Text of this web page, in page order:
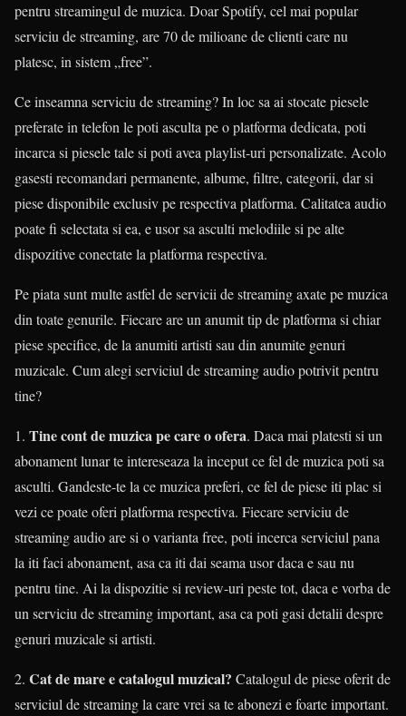
pentru streamingul de muzica. Doar Spotify, cel mai popular
serviciu de streaming, are 70 de milioane de clienti care nu
platesc, in sistem „free”.
Ce inseamna serviciu de streaming? In loc sa ai stocate piesele
preferate in telefon le poti asculta pe o platforma dedicata, poti
incarca si piesele tale si poti avea playlist-uri personalizate. Acolo
gasesti recomandari permanente, albume, filtre, categorii, dar si
piese disponibile exclusiv pe respectiva platforma. Calitatea audio
poate fi selectata si ea, e usor sa asculti melodiile si pe alte
dispozitive conectate la platforma respectiva.
Pe piata sunt multe astfel de servicii de streaming axate pe muzica
din toate genurile. Fiecare are un anumit tip de platforma si chiar
piese specifice, de la anumiti artisti sau din anumite genuri
muzicale. Cum alegi serviciul de streaming audio potrivit pentru
tine?
1. Tine cont de muzica pe care o ofera. Daca mai platesti si un
abonament lunar te intereseaza la inceput ce fel de muzica poti sa
asculti. Gandeste-te la ce muzica preferi, ce fel de piese iti plac si
vezi ce poate oferi platforma respectiva. Fiecare serviciu de
streaming audio are si o varianta free, poti incerca serviciul pana
la iti faci abonament, asa ca iti dai seama usor daca e sau nu
pentru tine. Ai la dispozitie si review-uri peste tot, daca e vorba de
un serviciu de streaming important, asa ca poti gasi detalii despre
genuri muzicale si artisti.
2. Cat de mare e catalogul muzical? Catalogul de piese oferit de
serviciul de streaming la care vrei sa te abonezi e foarte important.